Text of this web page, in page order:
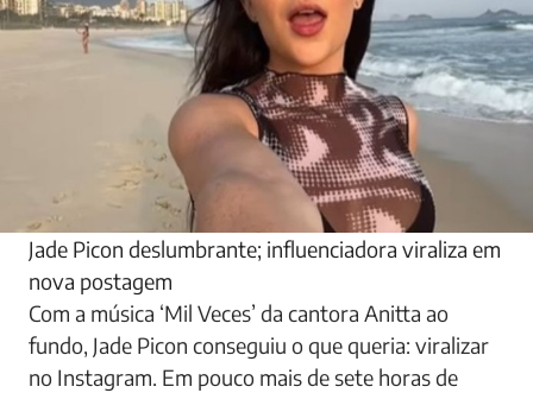
Jade Picon deslumbrante; influenciadora viraliza em
nova postagem
Com a música ‘Mil Veces’ da cantora Anitta ao
fundo, Jade Picon conseguiu o que queria: viralizar
no Instagram. Em pouco mais de sete horas de